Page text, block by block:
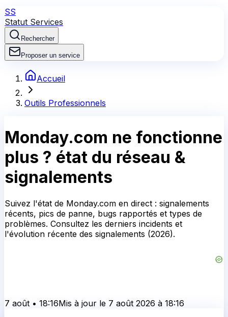
SS
Statut Services
Rechercher
Proposer un service
Accueil
Outils Professionnels
Monday.com ne fonctionne
plus ? état du réseau &
signalements
Suivez l'état de Monday.com en direct : signalements
récents, pics de panne, bugs rapportés et types de
problèmes. Consultez les derniers incidents et
l'évolution récente des signalements (2026).
7 août • 18:16Mis à jour le 7 août 2026 à 18:16